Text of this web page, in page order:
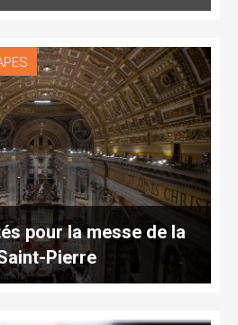
pour la messe de la
Pierre